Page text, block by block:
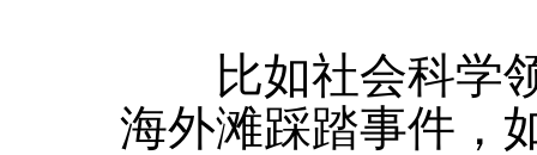
比如社会科学领
海外滩踩踏事件，